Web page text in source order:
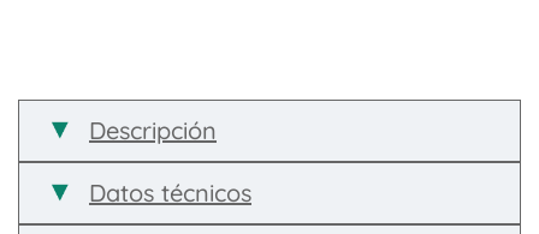
Descripción
Datos técnicos